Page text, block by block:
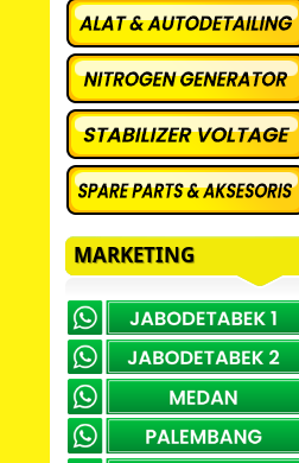
MARKETING